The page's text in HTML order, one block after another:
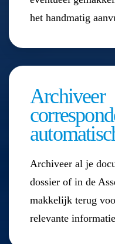
het handmatig
Archiveer
Archiveer al je
dossier of in de
makkelijk terug
relevante